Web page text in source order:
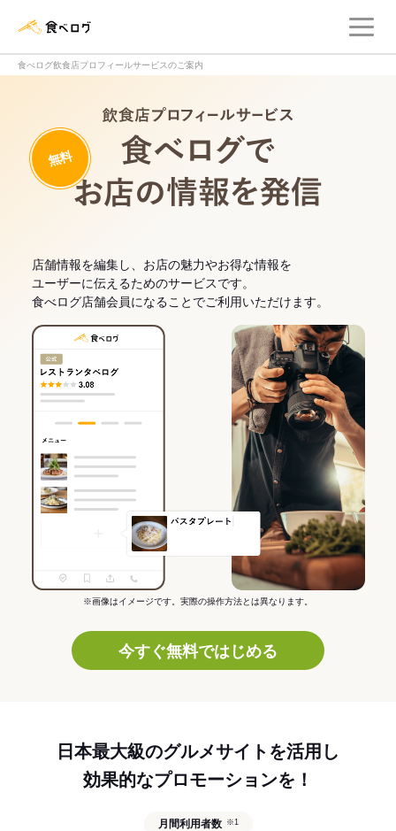
食べログ飲食店プロフィールサービスのご案内
無料
店舗情報を編集し、お店の魅力やお得な情報を
ユーザーに伝えるためのサービスです。
食べログ店舗会員になることでご利用いただけます。
※画像はイメージです。実際の操作方法とは異なります。
今すぐ無料ではじめる
日本最大級のグルメサイトを活用し
効果的なプロモーションを！
月間利用者数 ※1